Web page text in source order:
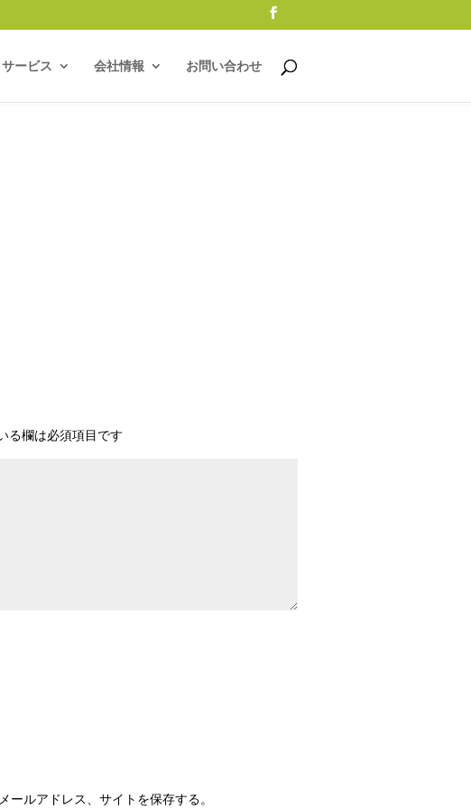
ービス 会社情報 お問い合わせ
る欄は必須項目です
ルアドレス、サイトを保存する。